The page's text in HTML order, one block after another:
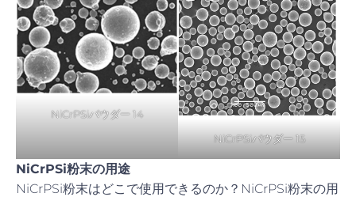
NiCrPSiパウダー 14
NiCrPSiパウダー 15
NiCrPSi粉末の用途
NiCrPSi粉末はどこで使用できるのか？NiCrPSi粉末の用